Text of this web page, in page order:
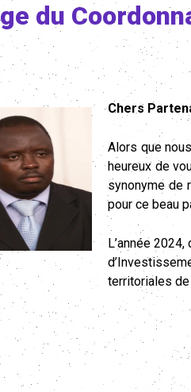
du
Chers
Alors que
heureux de
synonyme de
pour ce beau
L’année
territoriales de